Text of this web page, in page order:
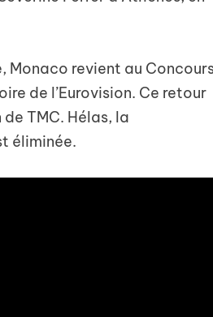
Monaco revient au
de l’Eurovision. Ce retour
TMC. Hélas, la
éliminée.